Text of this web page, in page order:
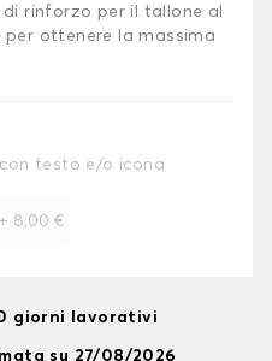
rinforzo per il tallone al
ottenere la massima
testo e/o icona
+ 8,00 €
giorni lavorativi
su 27/08/2026